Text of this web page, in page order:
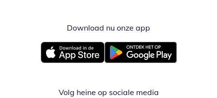
Download nu onze app
Opent in nieuw vensterOpent in nieuw venster
Volg heine op sociale media